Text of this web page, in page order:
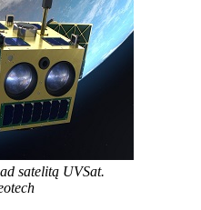
satelitą UVSat.